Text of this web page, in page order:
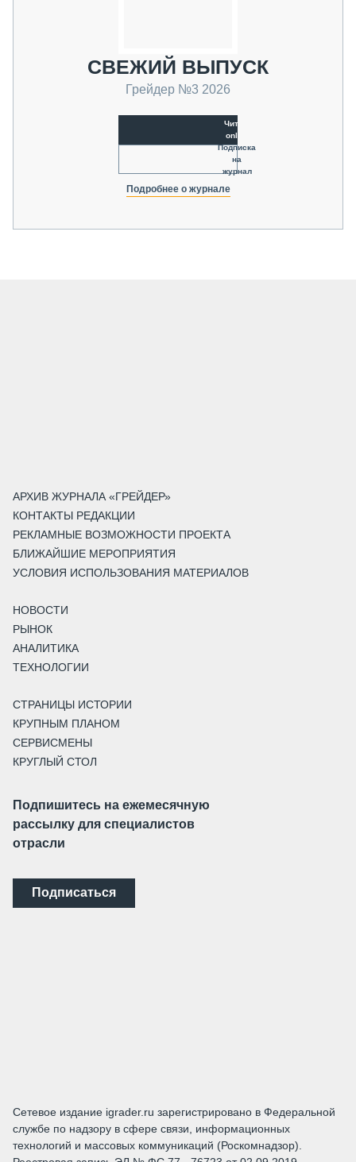
СВЕЖИЙ ВЫПУСК
Грейдер №3 2026
Читать
online
Подписка
на
журнал
Подробнее о журнале
АРХИВ ЖУРНАЛА «ГРЕЙДЕР»
КОНТАКТЫ РЕДАКЦИИ
РЕКЛАМНЫЕ ВОЗМОЖНОСТИ ПРОЕКТА
БЛИЖАЙШИЕ МЕРОПРИЯТИЯ
УСЛОВИЯ ИСПОЛЬЗОВАНИЯ МАТЕРИАЛОВ
НОВОСТИ
РЫНОК
АНАЛИТИКА
ТЕХНОЛОГИИ
СТРАНИЦЫ ИСТОРИИ
КРУПНЫМ ПЛАНОМ
СЕРВИСМЕНЫ
КРУГЛЫЙ СТОЛ
Подпишитесь на ежемесячную
рассылку для специалистов
отрасли
Подписаться
Сетевое издание igrader.ru зарегистрировано в Федеральной
службе по надзору в сфере связи, информационных
технологий и массовых коммуникаций (Роскомнадзор).